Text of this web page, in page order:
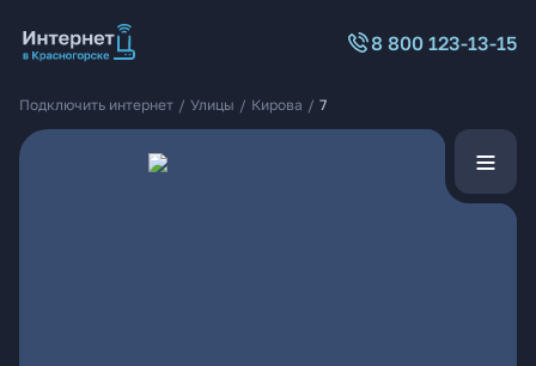
8 800 123-13-15
Подключить интернет / Улицы / Кирова / 7